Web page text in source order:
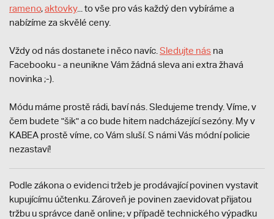
rameno,aktovky... to vše pro vás každý den vybíráme a
nabízíme za skvělé ceny.
Vždy od nás dostanete i něco navíc. Sledujte nás na
Facebooku - a neunikne Vám žádná sleva ani extra žhavá
novinka ;-).
Módu máme prostě rádi, baví nás. Sledujeme trendy. Víme, v
čem budete "šik" a co bude hitem nadcházející sezóny. My v
KABEA prostě víme, co Vám sluší. S námi Vás módní policie
nezastaví!
Podle zákona o evidenci tržeb je prodávající povinen vystavit
kupujícímu účtenku. Zároveň je povinen zaevidovat přijatou
tržbu u správce daně online; v případě technického výpadku